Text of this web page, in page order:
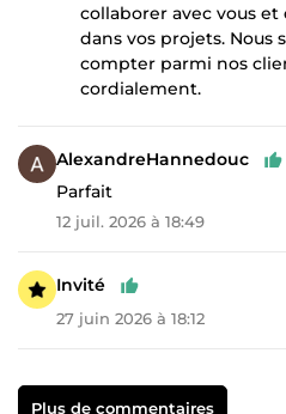
collaborer avec vous
dans vos projets. Nous
compter parmi nos
cordialement.
AlexandreHannedouc
Parfait
12 juil. 2026 à 18:49
Invité
27 juin 2026 à 18:12
Plus de commentaires